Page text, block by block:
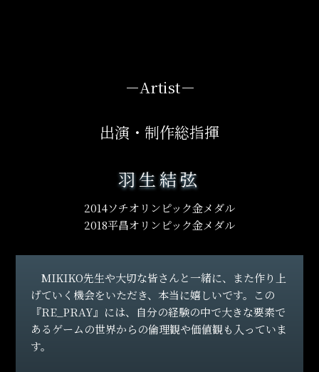
宮城公演のチケット情報を更新し、リセール販売につい
宮城公演に先立ち、公演グッズ会場物販、電子整理券に
ついて更新しました！
宮城公演のシャトルバス・駐車券・臨時バス増便のご案
内を掲載しました。
24.03.23
－Artist－
出演・制作総指揮
羽生結弦
2014ソチオリンピック金メダル
2018平昌オリンピック金メダル
MIKIKO先生や大切な皆さんと一緒に、また作り上
げていく機会をいただき、本当に嬉しいです。この
『RE_PRAY』には、自分の経験の中で大きな要素で
あるゲームの世界からの倫理観や価値観も入っていま
す。